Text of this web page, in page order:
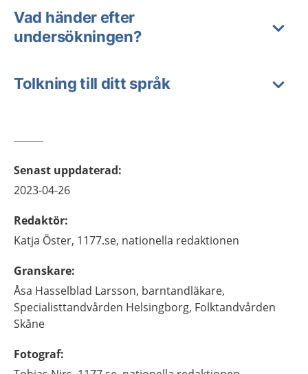
Vad händer efter
undersökningen?
Tolkning till ditt språk
Senast uppdaterad:
2023-04-26
Redaktör:
Katja Öster, 1177.se, nationella redaktionen
Granskare:
Åsa Hasselblad Larsson, barntandläkare,
Specialisttandvården Helsingborg, Folktandvården
Skåne
Fotograf: